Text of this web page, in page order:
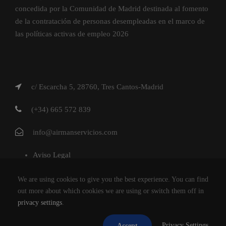
concedida por la Comunidad de Madrid destinada al fomento
de la contratación de personas desempleadas en el marco de
las políticas activas de empleo 2026
c/ Escarcha 5, 28760, Tres Cantos-Madrid
(+34) 665 572 839
info@airmanservicios.com
Aviso Legal
Política de Cookies
AIRMAN SERVICIOS DE RESTAURACION S.L.
We are using cookies to give you the best experience. You can find
out more about which cookies we are using or switch them off in
privacy settings.